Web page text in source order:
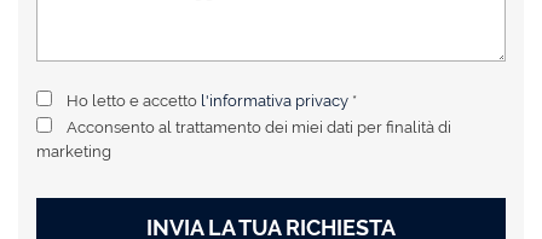
Ho letto e accetto l'informativa privacy *
Acconsento al trattamento dei miei dati per finalità di
marketing
INVIA LA TUA RICHIESTA